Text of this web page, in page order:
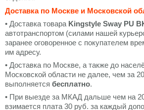
Доставка по Москве и Московской
• Доставка товара Kingstyle Sway PU
автотранспортом (силами нашей
заранее оговоренное с покупателем
им адресу.
• Доставка по Москве, а также до
Московской области не далее, чем за
выполняется бесплатно.
• При выезде за МКАД дальше чем на
взимается плата 30 руб. за каждый